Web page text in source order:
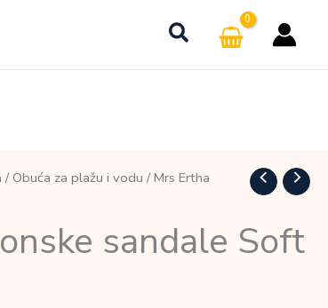
/ Obuća za plažu i vodu / Mrs Ertha
sandale Soft